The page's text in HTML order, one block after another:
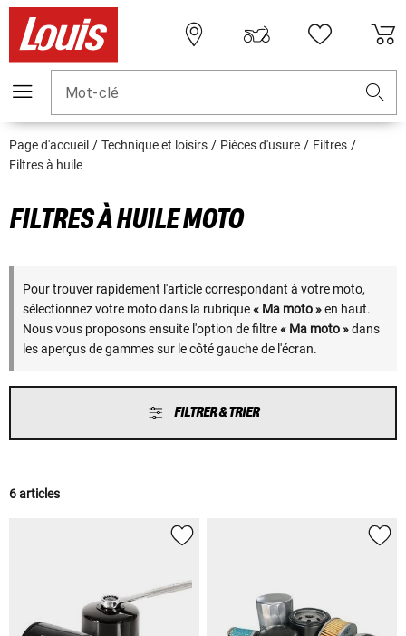
Mot-clé
Page d'accueil Technique et loisirs Pièces d'usure
Filtres
Filtres à huile
FILTRES À HUILE MOTO
Pour trouver rapidement l'article correspondant à votre moto,
sélectionnez votre moto dans la rubrique« Ma moto »en haut.
Nous vous proposons ensuite l'option de filtre« Ma moto »dans
les aperçus de gammes sur le côté gauche de l'écran.
FILTRER & TRIER
6 articles